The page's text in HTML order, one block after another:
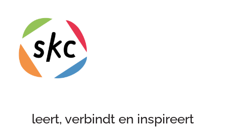
leert, verbindt en inspireert